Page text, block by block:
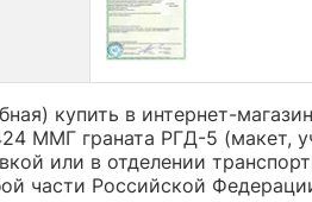
купить в интернет-
ММГ граната РГД-5
или в отделении
части Российской